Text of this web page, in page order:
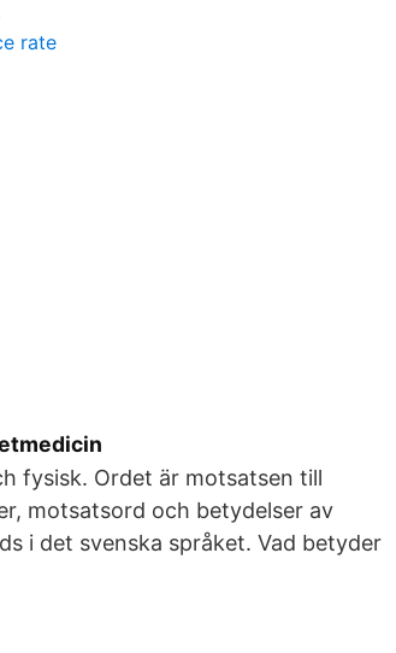
rate
fysisk. Ordet är motsatsen till
motsatsord och betydelser av
i det svenska språket. Vad betyder